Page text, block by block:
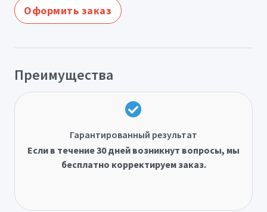
Оформить заказ
Преимущества
Гарантированный результат
Если в течение 30 дней возникнут вопросы, мы
бесплатно корректируем заказ.